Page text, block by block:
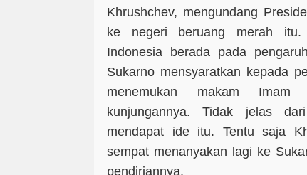
Khrushchev, mengundang
ke negeri beruang merah itu.
Indonesia berada pada
Sukarno mensyaratkan kepada
menemukan makam
kunjungannya. Tidak jelas
mendapat ide itu. Tentu saja
sempat menanyakan lagi ke
pendiriannya.